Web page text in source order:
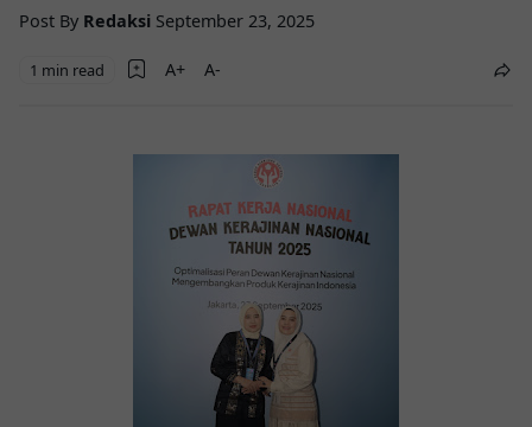
Post By Redaksi September 23, 2025
1 min read